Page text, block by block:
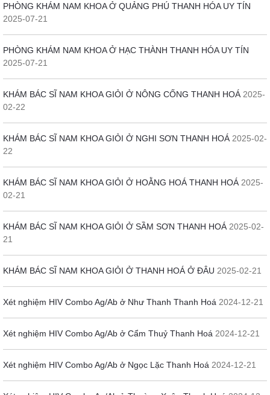
PHÒNG KHÁM NAM KHOA Ở QUẢNG PHÚ THANH HÓA UY TÍN
2025-07-21
PHÒNG KHÁM NAM KHOA Ở HẠC THÀNH THANH HÓA UY TÍN
2025-07-21
KHÁM BÁC SĨ NAM KHOA GIỎI Ở NÔNG CỐNG THANH HOÁ 2025-
02-22
KHÁM BÁC SĨ NAM KHOA GIỎI Ở NGHI SƠN THANH HOÁ 2025-02-
22
KHÁM BÁC SĨ NAM KHOA GIỎI Ở HOẰNG HOÁ THANH HOÁ 2025-
02-21
KHÁM BÁC SĨ NAM KHOA GIỎI Ở SẦM SƠN THANH HOÁ 2025-02-
21
KHÁM BÁC SĨ NAM KHOA GIỎI Ở THANH HOÁ Ở ĐÂU 2025-02-21
Xét nghiệm HIV Combo Ag/Ab ở Như Thanh Thanh Hoá 2024-12-21
Xét nghiệm HIV Combo Ag/Ab ở Cẩm Thuỷ Thanh Hoá 2024-12-21
Xét nghiệm HIV Combo Ag/Ab ở Ngọc Lặc Thanh Hoá 2024-12-21